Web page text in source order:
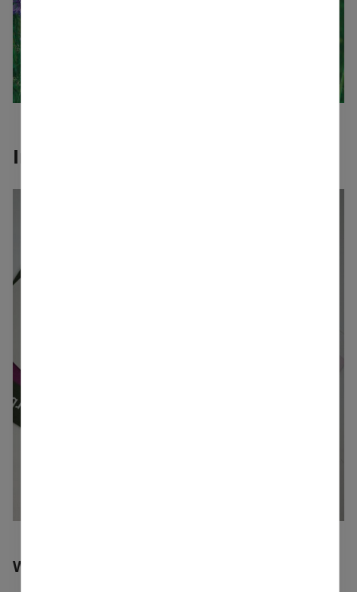
Individuelle Samentüten
Wir bringen Ihre Marke zum Blühen!